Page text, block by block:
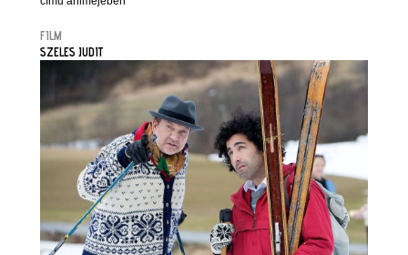
FILM
SZELES JUDIT